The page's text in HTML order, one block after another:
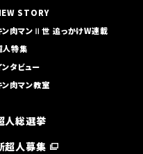
STORY
ン肉マンⅡ世 追っかけW連載
人特集
ンタビュー
ン肉マン教室
人総選挙
超人募集